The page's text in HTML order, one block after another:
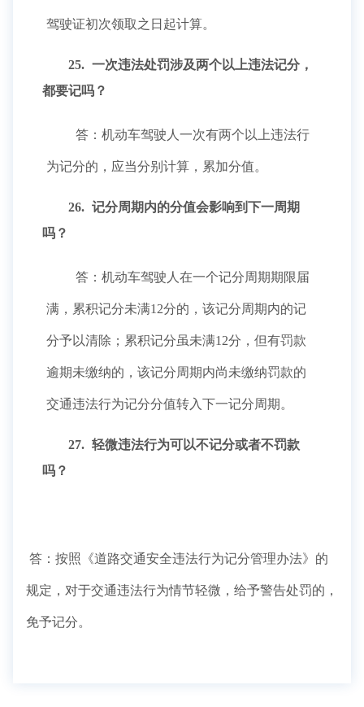
驾驶证初次领取之日起计算。
25. 一次违法处罚涉及两个以上违法记分，
都要记吗？
答：机动车驾驶人一次有两个以上违法行
为记分的，应当分别计算，累加分值。
26. 记分周期内的分值会影响到下一周期
吗？
答：机动车驾驶人在一个记分周期期限届
满，累积记分未满12分的，该记分周期内的记
分予以清除；累积记分虽未满12分，但有罚款
逾期未缴纳的，该记分周期内尚未缴纳罚款的
交通违法行为记分分值转入下一记分周期。
27. 轻微违法行为可以不记分或者不罚款
吗？
答：按照《道路交通安全违法行为记分管理办法》的
规定，对于交通违法行为情节轻微，给予警告处罚的，
免予记分。